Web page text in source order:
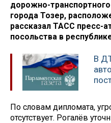
дорожно-
города Тозер,
рассказал ТАСС пресс-
посольства в
В
По словам дипломата,
отсутствует. Рогалёв